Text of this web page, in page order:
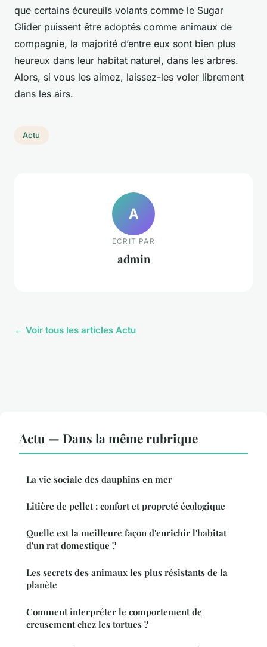
que certains écureuils volants comme le Sugar
Glider puissent être adoptés comme animaux de
compagnie, la majorité d’entre eux sont bien plus
heureux dans leur habitat naturel, dans les arbres.
Alors, si vous les aimez, laissez-les voler librement
dans les airs.
Actu
A
ECRIT PAR
admin
← Voir tous les articles Actu
Actu — Dans la même rubrique
La vie sociale des dauphins en mer
Litière de pellet : confort et propreté écologique
Quelle est la meilleure façon d'enrichir l'habitat
d'un rat domestique ?
Les secrets des animaux les plus résistants de la
planète
Comment interpréter le comportement de
creusement chez les tortues ?